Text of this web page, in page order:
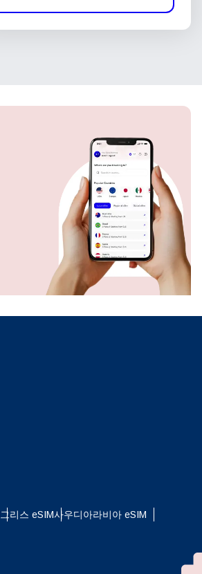
그리스 eSIM사우디아라비아 eSIM